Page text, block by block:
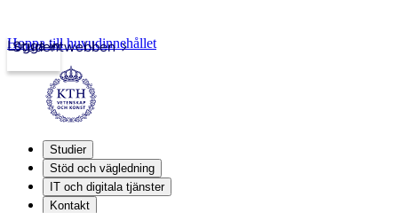
Studentwebben
Logga in
Hoppa till huvudinnehållet
Studier
Stöd och vägledning
IT och digitala tjänster
Kontakt